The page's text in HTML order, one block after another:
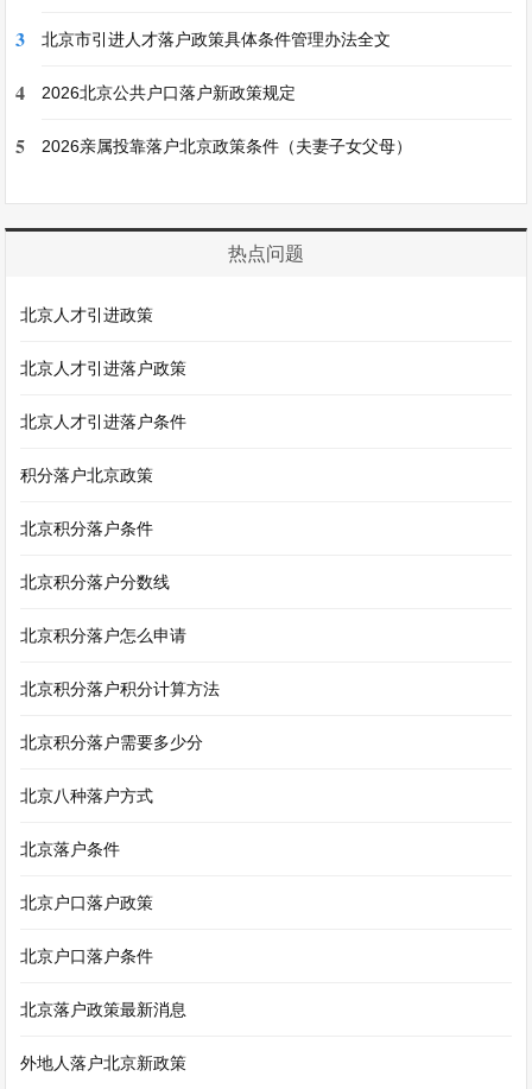
3 北京市引进人才落户政策具体条件管理办法全文
4 2026北京公共户口落户新政策规定
5 2026亲属投靠落户北京政策条件（夫妻子女父母）
热点问题
北京人才引进政策
北京人才引进落户政策
北京人才引进落户条件
积分落户北京政策
北京积分落户条件
北京积分落户分数线
北京积分落户怎么申请
北京积分落户积分计算方法
北京积分落户需要多少分
北京八种落户方式
北京落户条件
北京户口落户政策
北京户口落户条件
北京落户政策最新消息
外地人落户北京新政策